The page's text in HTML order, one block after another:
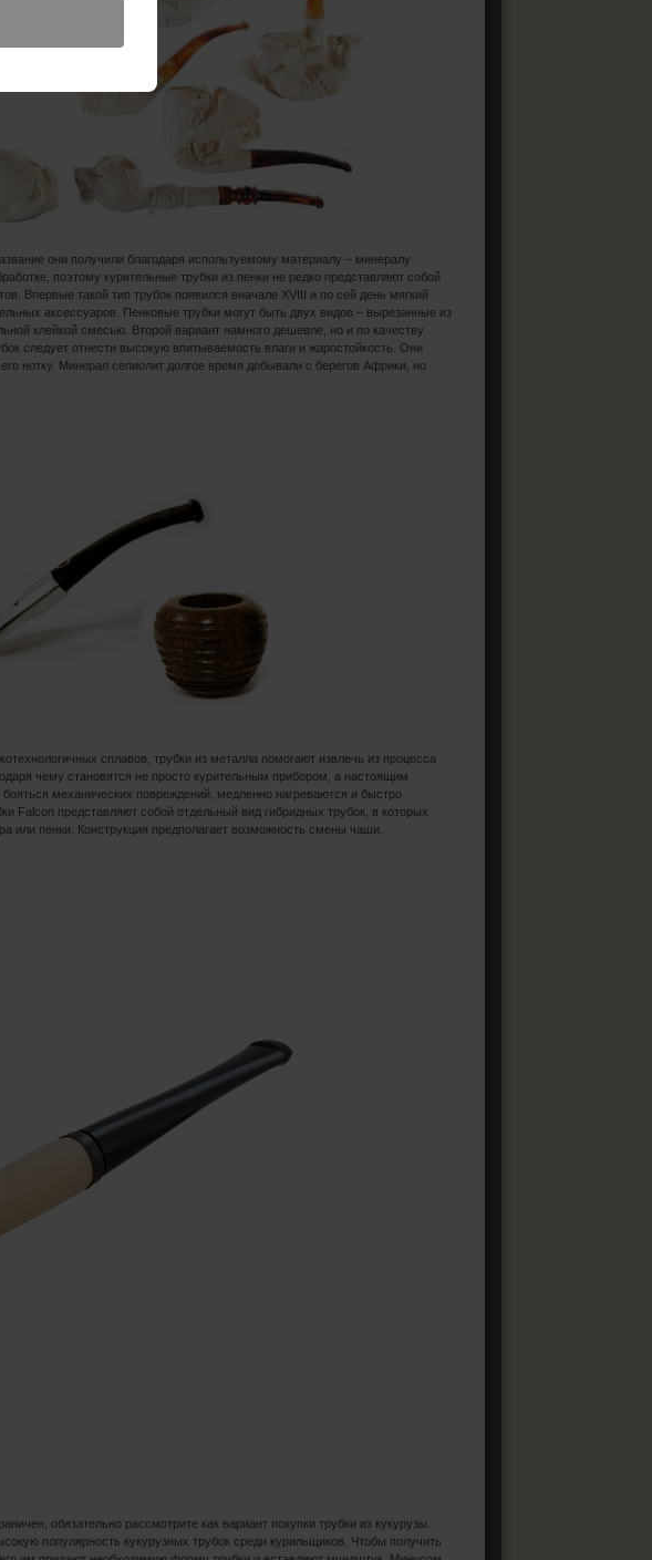
они получили благодаря используемому материалу – минералу
поэтому курительные трубки из пенки не редко представляют собой
Впервые такой тип трубок появился вначале XVIII и по сей день мягкий
аксессуаров. Пенковые трубки могут быть двух видов – вырезанные из
клейкой смесью. Второй вариант намного дешевле, но и по качеству
следует отнести высокую впитываемость влаги и жаростойкость. Они
нотку. Минерал сепиолит долгое время добывали с берегов Африки, но
сплавов, трубки из металла помогают извлечь из процесса
чему становятся не просто курительным прибором, а настоящим
механических повреждений, медленно нагреваются и быстро
Falcon представляют собой отдельный вид гибридных трубок, в которых
или пенки. Конструкция предполагает возможность смены чаши.
обязательно рассмотрите как вариант покупки трубки из кукурузы.
популярность кукурузных трубок среди курильщиков. Чтобы получить